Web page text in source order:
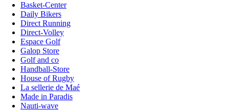
Basket-Center
Daily Bikers
Direct Running
Direct-Volley
Espace Golf
Galop Store
Golf and co
Handball-Store
House of Rugby
La sellerie de Maé
Made in Paradis
Nauti-wave